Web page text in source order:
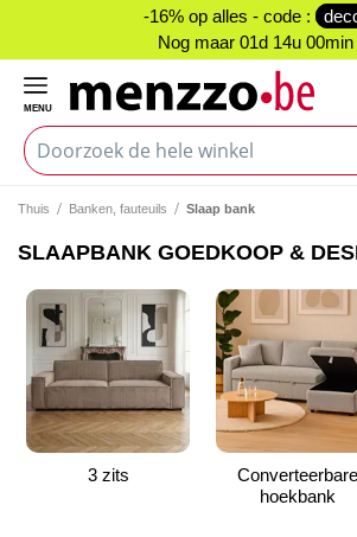
-16% op alles - code :
Nog maar 01d 14u 00min
MENU
Thuis Banken, fauteuils Slaap bank
SLAAPBANK GOEDKOOP &
3 zits
Converteerbare
hoekbank